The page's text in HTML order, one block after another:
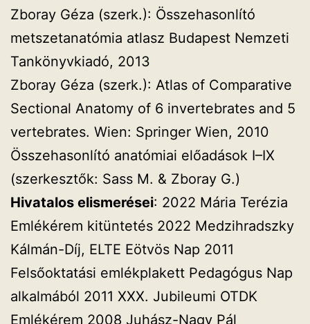
Zboray Géza (szerk.): Összehasonlító
metszetanatómia atlasz Budapest Nemzeti
Tankönyvkiadó, 2013
Zboray Géza (szerk.): Atlas of Comparative
Sectional Anatomy of 6 invertebrates and 5
vertebrates. Wien: Springer Wien, 2010
Összehasonlító anatómiai előadások I–IX
(szerkesztők: Sass M. & Zboray G.)
Hivatalos elismerései: 2022 Mária Terézia
Emlékérem kitüntetés 2022 Medzihradszky
Kálmán-Díj, ELTE Eötvös Nap 2011
Felsőoktatási emlékplakett Pedagógus Nap
alkalmából 2011 XXX. Jubileumi OTDK
Emlékérem 2008 Juhász-Nagy Pál